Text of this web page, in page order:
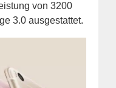
von 3200
3.0 ausgestattet.